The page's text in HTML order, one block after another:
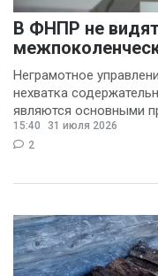
Галина
(2)
Денис
Евгений
(2)
Филин Сергей
Валерий
(1)
В ФНПР не
Неграмотное
нехватка
являются основными
раздражения в
15:40
31 июля 2026
2